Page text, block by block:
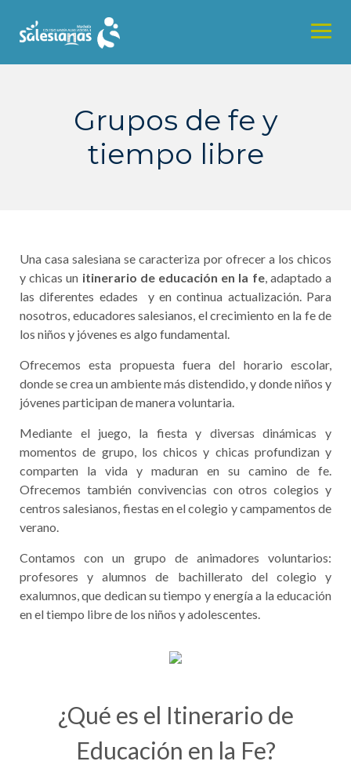
Grupos de fe y
tiempo libre
Una casa salesiana se caracteriza por ofrecer a los chicos
y chicas un itinerario de educación en la fe, adaptado a
las diferentes edades y en continua actualización. Para
nosotros, educadores salesianos, el crecimiento en la fe de
los niños y jóvenes es algo fundamental.
Ofrecemos esta propuesta fuera del horario escolar,
donde se crea un ambiente más distendido, y donde niños y
jóvenes participan de manera voluntaria.
Mediante el juego, la fiesta y diversas dinámicas y
momentos de grupo, los chicos y chicas profundizan y
comparten la vida y maduran en su camino de fe.
Ofrecemos también convivencias con otros colegios y
centros salesianos, fiestas en el colegio y campamentos de
verano.
Contamos con un grupo de animadores voluntarios:
profesores y alumnos de bachillerato del colegio y
exalumnos, que dedican su tiempo y energía a la educación
en el tiempo libre de los niños y adolescentes.
¿Qué es el Itinerario de
Educación en la Fe?